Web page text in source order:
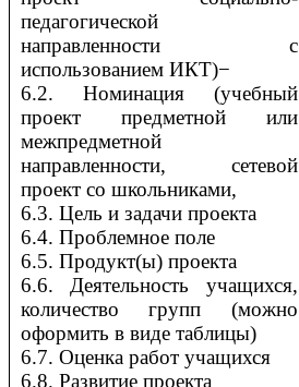
педагогической
направленности с
использованием ИКТ)−
6.2. Номинация (учебный
проект предметной или
межпредметной
направленности, сетевой
проект со школьниками,
6.3. Цель и задачи проекта
6.4. Проблемное поле
6.5. Продукт(ы) проекта
6.6. Деятельность учащихся,
количество групп (можно
оформить в виде таблицы)
6.7. Оценка работ учащихся
6.8. Развитие проекта